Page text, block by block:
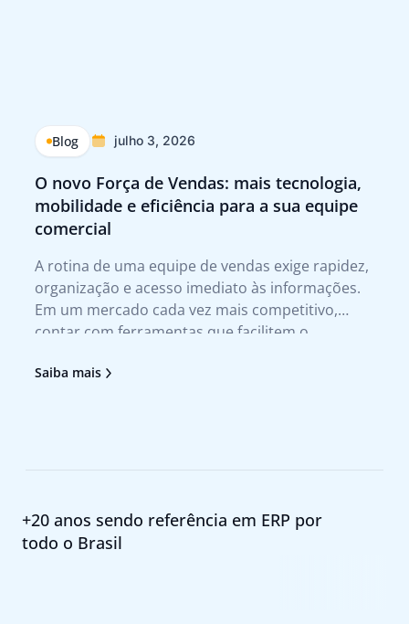
Blog julho 3, 2026
O novo Força de Vendas: mais tecnologia,
mobilidade e eficiência para a sua equipe
comercial
A rotina de uma equipe de vendas exige rapidez,
organização e acesso imediato às informações.
Em um mercado cada vez mais competitivo,
contar com ferramentas que facilitem o
decisão deixou de ser um diferencial para se
Saiba mais
+20 anos sendo referência em ERP por
todo o Brasil